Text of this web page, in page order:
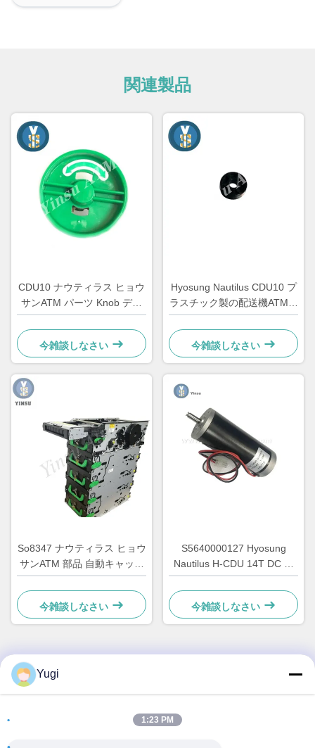
関連製品
CDU10 ナウティラス ヒョウ
サンATM パーツ Knob ディ
スペンサー 7310000709
OEM
今雑談しなさい
Hyosung Nautilus CDU10 プ
ラスチック製の配送機ATMロ
ーラー自動キャラ機 部品
今雑談しなさい
So8347 ナウティラス ヒョウ
サンATM 部品 自動キャッシ
ング 配件 GCDU ディスペン
サー フロントロード
7010000132
今雑談しなさい
S5640000127 Hyosung
Nautilus H-CDU 14T DC メ
インATMモーターマシンスペ
ア 7310000715
今雑談しなさい
クイックコンタクト
Yugi
1:23 PM